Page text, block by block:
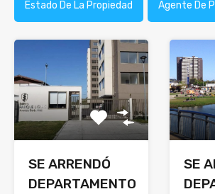
Estado De La Propiedad Agente De
SE ARRENDÓ
DEPARTAMENTO
SE